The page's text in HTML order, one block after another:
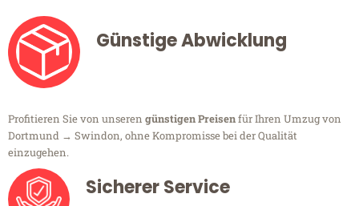
Günstige Abwicklung
Profitieren Sie von unseren günstigen Preisenfür Ihren Umzug von
Dortmund → Swindon, ohne Kompromisse bei der Qualität
einzugehen.
Sicherer Service